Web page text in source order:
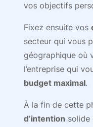
vos objectifs
Fixez ensuite vos
secteur qui vous
géographique où
l’entreprise qui
budget maximal.
À la fin de cette
d’intention solide